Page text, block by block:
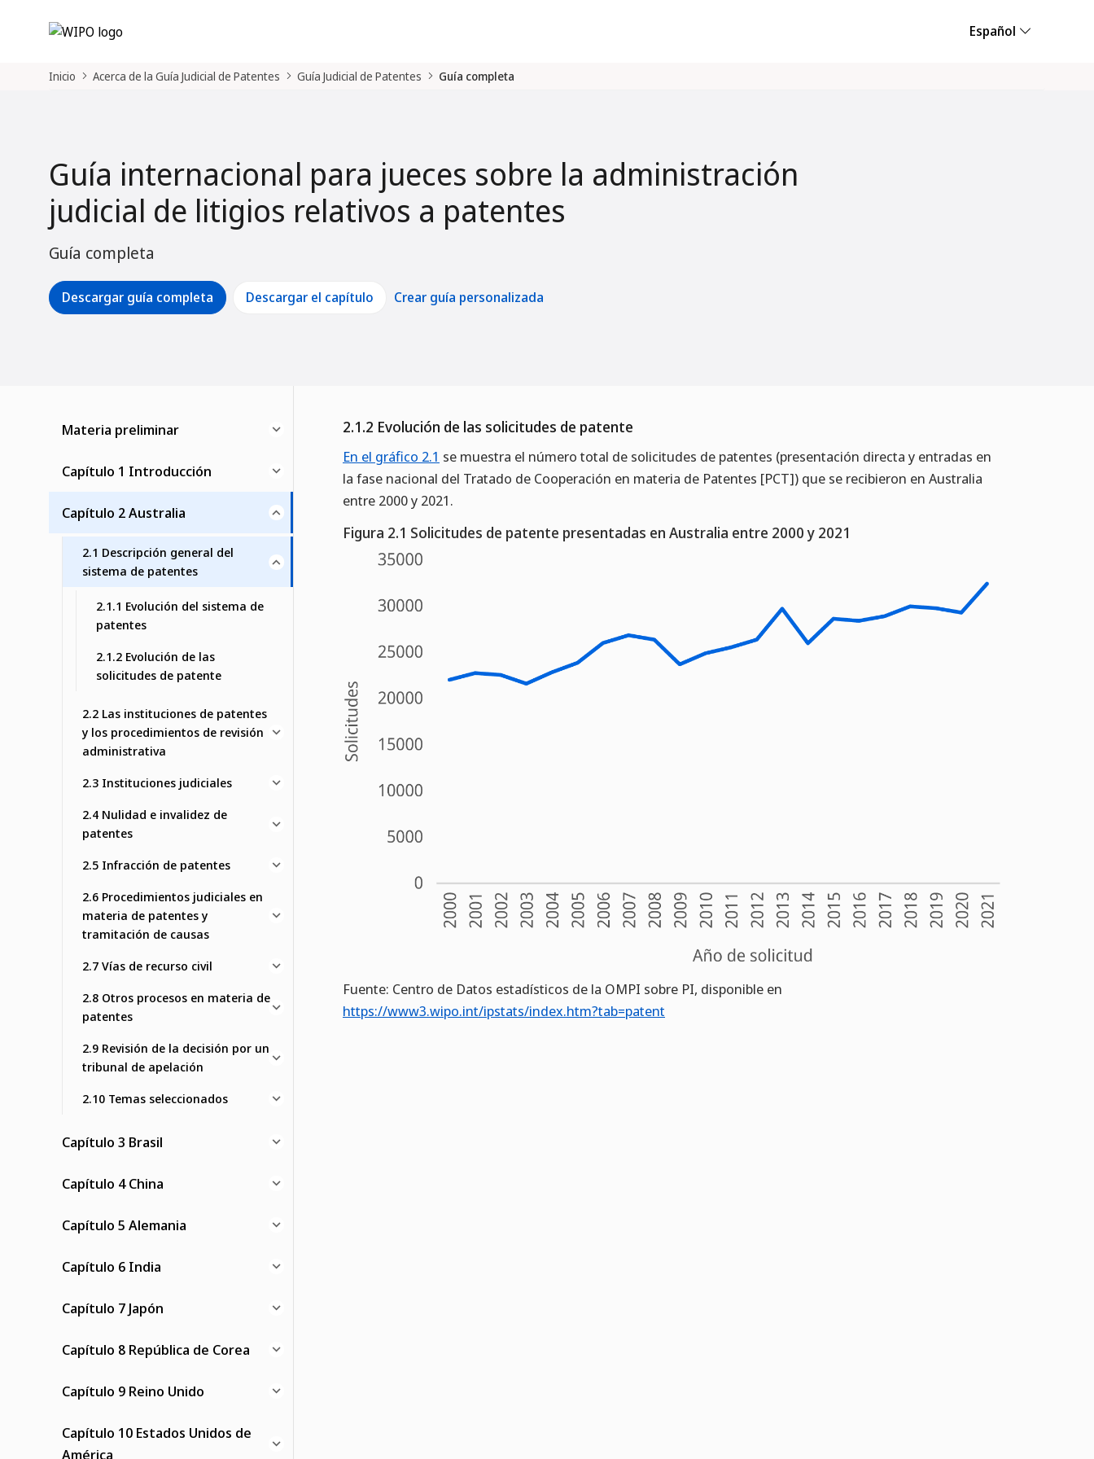
Español
Inicio Acerca de la Guía Judicial de Patentes Guía Judicial de Patentes Guía completa
Guía internacional para jueces sobre la administración
judicial de litigios relativos a patentes
Guía completa
Descargar guía completa Descargar el capítulo Crear guía personalizada
Materia preliminar
Capítulo 1 Introducción
Capítulo 2 Australia
2.1 Descripción general del
sistema de patentes
2.1.1 Evolución del sistema de
patentes
2.1.2 Evolución de las
solicitudes de patente
2.2 Las instituciones de patentes
y los procedimientos de revisión
administrativa
2.3 Instituciones judiciales
2.4 Nulidad e invalidez de
patentes
2.5 Infracción de patentes
2.6 Procedimientos judiciales en
materia de patentes y
tramitación de causas
2.7 Vías de recurso civil
2.8 Otros procesos en materia de
patentes
2.9 Revisión de la decisión por un
tribunal de apelación
2.10 Temas seleccionados
Capítulo 3 Brasil
Capítulo 4 China
Capítulo 5 Alemania
Capítulo 6 India
Capítulo 7 Japón
Capítulo 8 República de Corea
Capítulo 9 Reino Unido
Capítulo 10 Estados Unidos de
América
2.1.2 Evolución de las solicitudes de patente
En el gráfico 2.1 se muestra el número total de solicitudes de patentes (presentación directa y entradas en
la fase nacional del Tratado de Cooperación en materia de Patentes [PCT]) que se recibieron en Australia
entre 2000 y 2021.
Figura 2.1 Solicitudes de patente presentadas en Australia entre 2000 y 2021
Fuente: Centro de Datos estadísticos de la OMPI sobre PI, disponible en
https://www3.wipo.int/ipstats/index.htm?tab=patent